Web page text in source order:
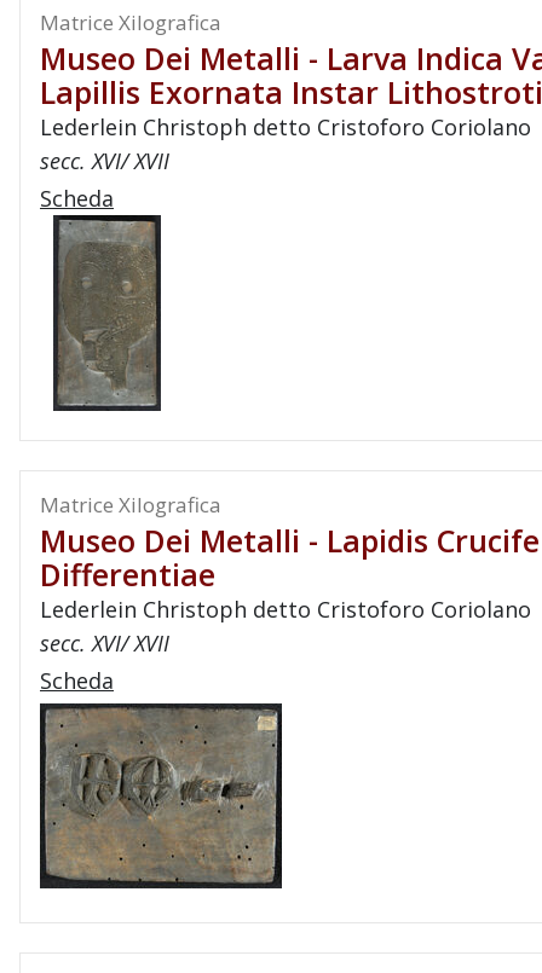
Matrice Xilografica
Museo Dei Metalli - Larva Indica
Lapillis Exornata Instar Lithostroti
Lederlein Christoph detto Cristoforo Coriolano
secc. XVI/ XVII
Scheda
Matrice Xilografica
Museo Dei Metalli - Lapidis
Differentiae
Lederlein Christoph detto Cristoforo Coriolano
secc. XVI/ XVII
Scheda